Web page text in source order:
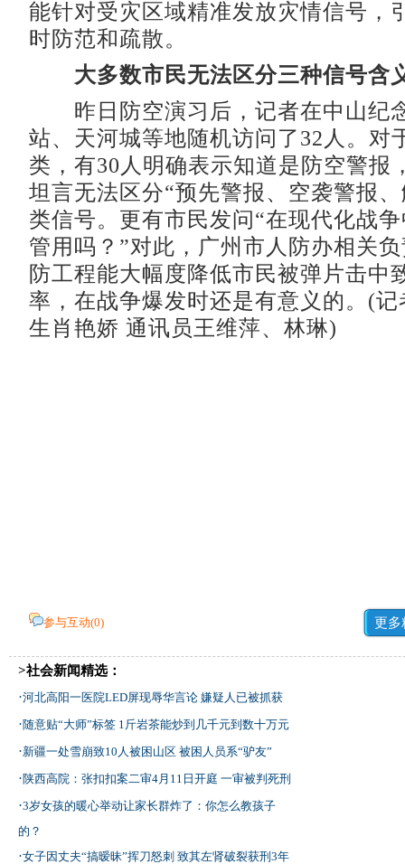
能针对受灾区域精准发放灾情信号，
时防范和疏散。
大多数市民无法区分三种信号含
昨日防空演习后，记者在中山纪
站、天河城等地随机访问了32人。对
类，有30人明确表示知道是防空警报
坦言无法区分“预先警报、空袭警报
类信号。更有市民发问“在现代化战
管用吗？”对此，广州市人防办相关
防工程能大幅度降低市民被弹片击中
率，在战争爆发时还是有意义的。(
生肖艳娇 通讯员王维萍、林琳)
参与互动(0) 更多
>社会新闻精选：
·河北高阳一医院LED屏现辱华言论 嫌疑人已被抓获
·随意贴“大师”标签 1斤岩茶能炒到几千元到数十万元
·新疆一处雪崩致10人被困山区 被困人员系“驴友”
·陕西高院：张扣扣案二审4月11日开庭 一审被判死刑
·3岁女孩的暖心举动让家长群炸了：你怎么教孩子
的？
·女子因丈夫“搞暧昧”挥刀怒刺 致其左肾破裂获刑3年